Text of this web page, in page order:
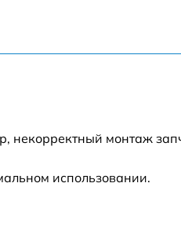
некорректный монтаж
использовании.